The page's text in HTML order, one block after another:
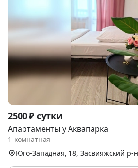
Item
1
of
9
2500 ₽ сутки
Апартаменты у Аквапарка
1-комнатная
Юго-Западная, 18, Засвияжский р-н